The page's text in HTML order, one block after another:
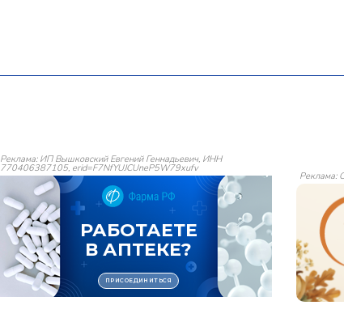
Реклама: ИП Вышковский Евгений Геннадьевич, ИНН
770406387105, erid=F7NfYUJCUneP5W79xufv
Реклама: